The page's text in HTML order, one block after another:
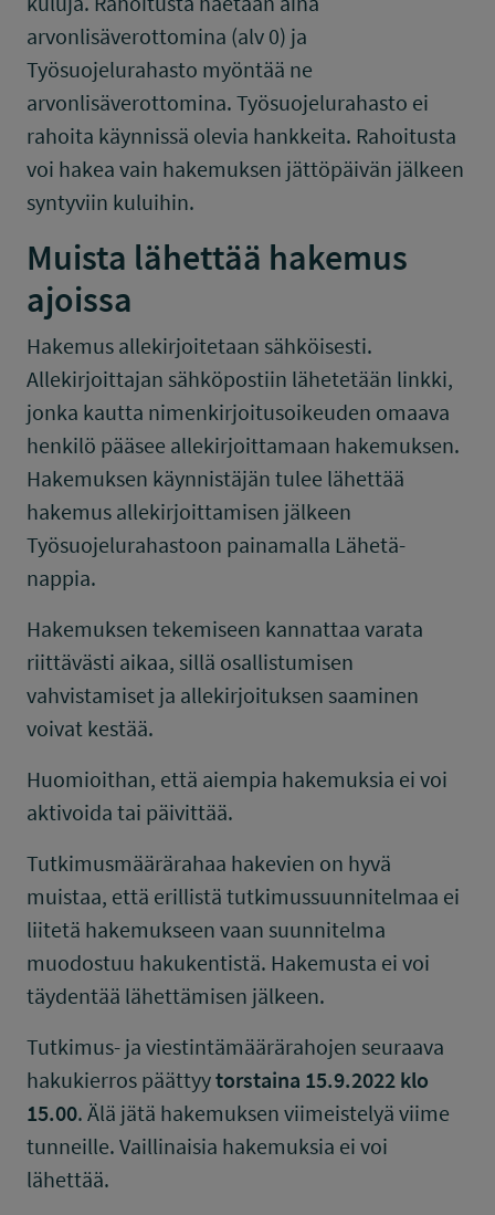
arvonlisäverottomina (alv 0) ja
Työsuojelurahasto myöntää ne
arvonlisäverottomina. Työsuojelurahasto ei
rahoita käynnissä olevia hankkeita. Rahoitusta
voi hakea vain hakemuksen jättöpäivän jälkeen
syntyviin kuluihin.
Muista lähettää hakemus
ajoissa
Hakemus allekirjoitetaan sähköisesti.
Allekirjoittajan sähköpostiin lähetetään linkki,
jonka kautta nimenkirjoitusoikeuden omaava
henkilö pääsee allekirjoittamaan hakemuksen.
Hakemuksen käynnistäjän tulee lähettää
hakemus allekirjoittamisen jälkeen
Työsuojelurahastoon painamalla Lähetä-
nappia.
Hakemuksen tekemiseen kannattaa varata
riittävästi aikaa, sillä osallistumisen
vahvistamiset ja allekirjoituksen saaminen
voivat kestää.
Huomioithan, että aiempia hakemuksia ei voi
aktivoida tai päivittää.
Tutkimusmäärärahaa hakevien on hyvä
muistaa, että erillistä tutkimussuunnitelmaa ei
liitetä hakemukseen vaan suunnitelma
muodostuu hakukentistä. Hakemusta ei voi
täydentää lähettämisen jälkeen.
Tutkimus- ja viestintämäärärahojen seuraava
hakukierros päättyytorstaina 15.9.2022 klo
15.00. Älä jätä hakemuksen viimeistelyä viime
tunneille. Vaillinaisia hakemuksia ei voi
lähettää.